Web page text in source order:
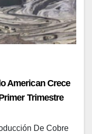
American Crece
Trimestre
De Cobre